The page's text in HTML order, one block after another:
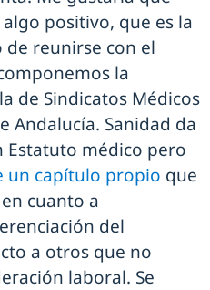
positivo, que es la
reunirse con el
la
de Sindicatos Médicos
Andalucía. Sanidad da
médico pero
un capítulo propio que
cuanto a
del
a otros que no
laboral. Se